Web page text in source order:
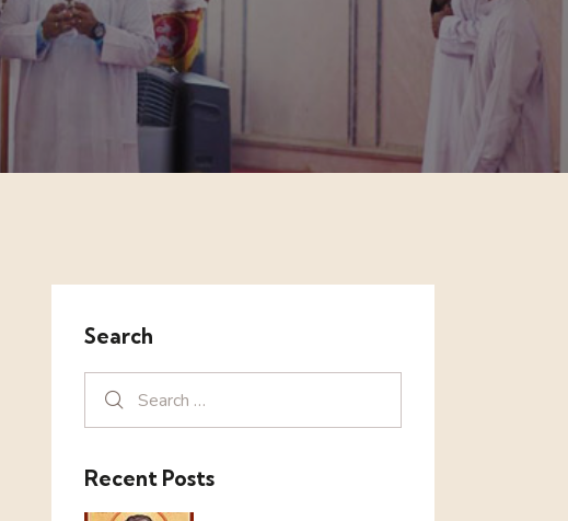
Search
Recent Posts